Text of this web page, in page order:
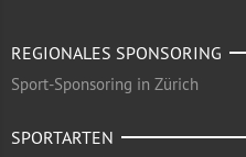
REGIONALES SPONSORING
Sport-Sponsoring in Zürich
SPORTARTEN